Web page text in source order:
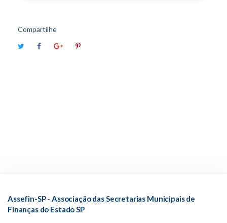
Compartilhe
Assefin-SP - Associação das Secretarias Municipais de
Finanças do Estado SP